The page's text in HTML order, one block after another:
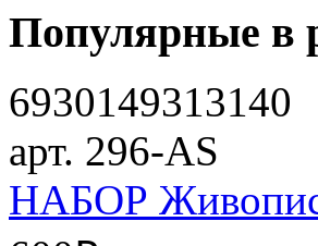
Популярные в
6930149313140
арт. 296-AS
НАБОР